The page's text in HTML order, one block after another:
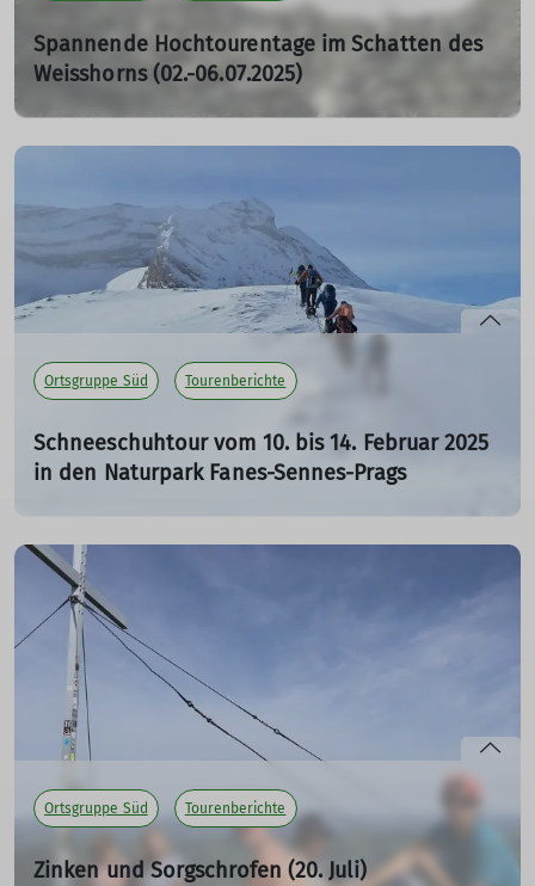
Spannende Hochtourentage im Schatten des
Weisshorns (02.-06.07.2025)
11.08.2025
Unsere Reise begann am Mittwoch, den 02.07., zu der wir
Walliser Alpen aufbrachen.
mehr erfahren
Ortsgruppe Süd Tourenberichte
Schneeschuhtour vom 10. bis 14. Februar 2025
in den Naturpark Fanes-Sennes-Prags
Das Ziel unserer mehrtägigen Schneeschuhtour führt
uns in die faszinierende Bergwelt der Dolomiten mit
Stützpunkt Lavarellahütte.
mehr erfahren
Ortsgruppe Süd Tourenberichte
Zinken und Sorgschrofen (20. Juli)